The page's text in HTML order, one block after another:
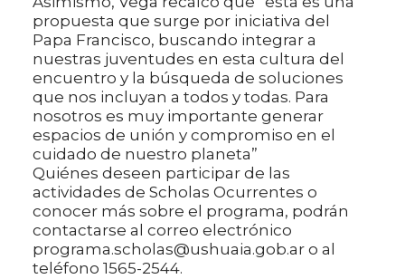
propuesta que surge por iniciativa del
Papa Francisco, buscando integrar a
nuestras juventudes en esta cultura del
encuentro y la búsqueda de soluciones
que nos incluyan a todos y todas. Para
nosotros es muy importante generar
espacios de unión y compromiso en el
cuidado de nuestro planeta”
Quiénes deseen participar de las
actividades de Scholas Ocurrentes o
conocer más sobre el programa, podrán
contactarse al correo electrónico
programa.scholas@ushuaia.gob.ar o al
teléfono 1565-2544.